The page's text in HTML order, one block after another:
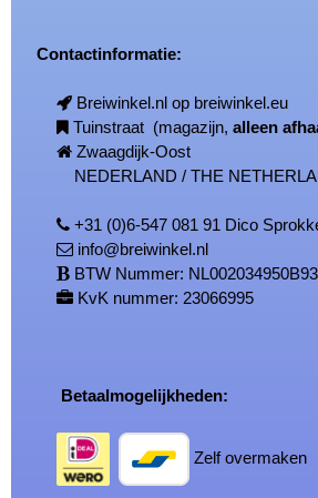
Contactinformatie:
Breiwinkel.nl op breiwinkel.eu
Tuinstraat (magazijn,alleen
Zwaagdijk-Oost
NEDERLAND / THE
+31 (0)6-547 081 91 Dico
info@breiwinkel.nl
BTW Nummer: NL002034950B93
KvK nummer: 23066995
Betaalmogelijkheden:
Zelf overmaken